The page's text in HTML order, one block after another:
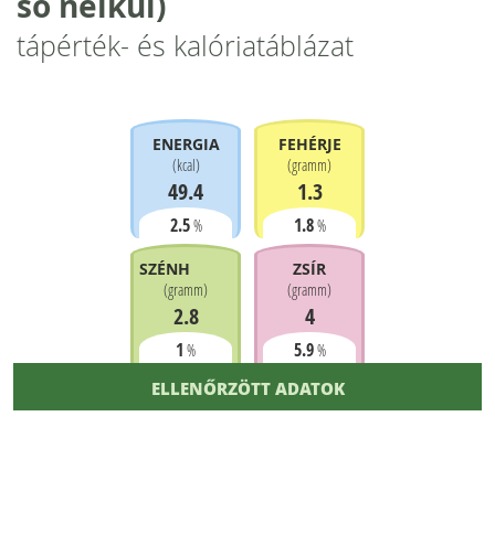
tápérték- és kalóriatáblázat
ENERGIA
(kcal)
49.4
2.5%
FEHÉRJE
(gramm)
1.3
1.8%
SZÉNHIDRÁT
(gramm)
2.8
1 %
ZSÍR
(gramm)
4
5.9%
ELLENŐRZÖTT ADATOK